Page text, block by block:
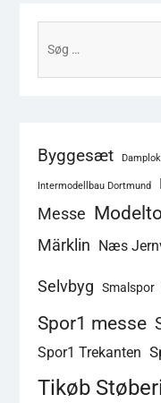
efter:
Byggesæt
Intermodellbau Dortmund
Messe
Märklin Næs
Selvbyg Smalspor
Spor1 messe
Spor1 Trekanten
Tikøb